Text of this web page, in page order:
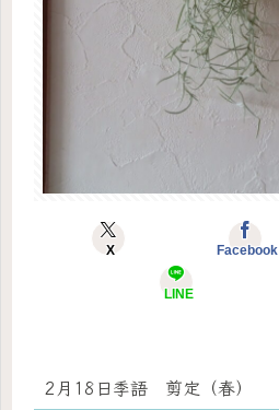
X Facebook
LINE
2月18日季語 剪定（春）